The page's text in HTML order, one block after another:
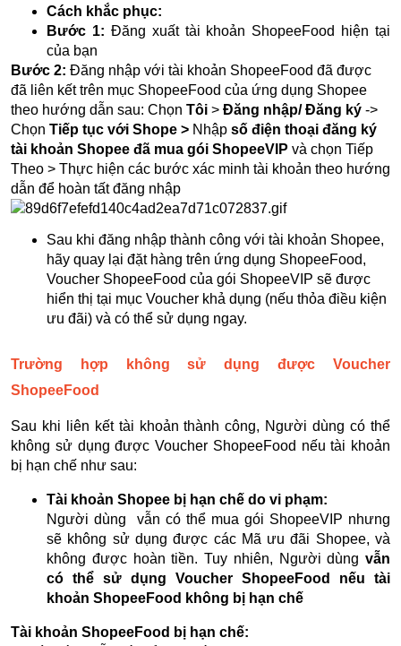
Cách khắc phục:
Bước 1: Đăng xuất tài khoản ShopeeFood hiện tại
của bạn
Bước 2: Đăng nhập với tài khoản ShopeeFood đã được
đã liên kết trên mục ShopeeFood của ứng dụng Shopee
theo hướng dẫn sau: Chọn Tôi > Đăng nhập/ Đăng ký ->
Chọn Tiếp tục với Shope > Nhập số điện thoại đăng ký
tài khoản Shopee đã mua gói ShopeeVIP và chọn Tiếp
Theo > Thực hiện các bước xác minh tài khoản theo hướng
dẫn để hoàn tất đăng nhập
Sau khi đăng nhập thành công với tài khoản Shopee,
hãy quay lại đặt hàng trên ứng dụng ShopeeFood,
Voucher ShopeeFood của gói ShopeeVIP sẽ được
hiển thị tại mục Voucher khả dụng (nếu thỏa điều kiện
ưu đãi) và có thể sử dụng ngay.
Trường hợp không sử dụng được Voucher
ShopeeFood
Sau khi liên kết tài khoản thành công, Người dùng có thể
không sử dụng được Voucher ShopeeFood nếu tài khoản
bị hạn chế như sau:
Tài khoản Shopee bị hạn chế do vi phạm:
Người dùng vẫn có thể mua gói ShopeeVIP nhưng
sẽ không sử dụng được các Mã ưu đãi Shopee, và
không được hoàn tiền. Tuy nhiên, Người dùng vẫn
có thể sử dụng Voucher ShopeeFood nếu tài
khoản ShopeeFood không bị hạn chế
Tài khoản ShopeeFood bị hạn chế: